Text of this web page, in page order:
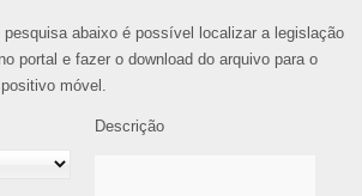
abaixo é possível localizar a legislação
portal e fazer o download do arquivo para o
móvel.
Descrição